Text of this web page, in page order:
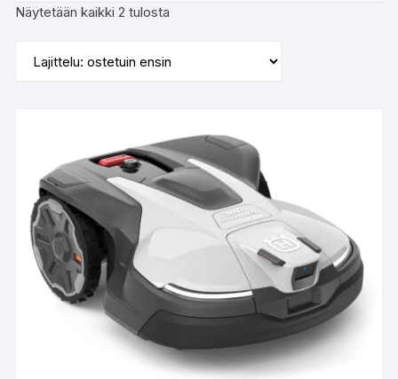
Näytetään kaikki 2 tulosta